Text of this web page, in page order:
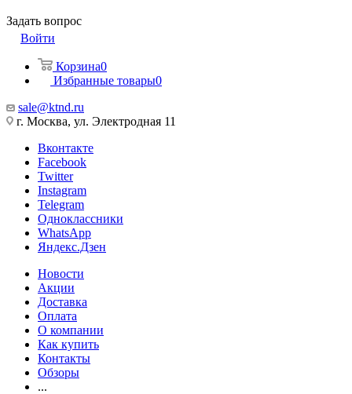
Задать вопрос
Войти
Корзина0
Избранные товары0
sale@ktnd.ru
г. Москва, ул. Электродная 11
Вконтакте
Facebook
Twitter
Instagram
Telegram
Одноклассники
WhatsApp
Яндекс.Дзен
Новости
Акции
Доставка
Оплата
О компании
Как купить
Контакты
Обзоры
...